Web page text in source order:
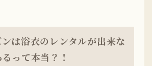
は浴衣のレンタルが出来な
って本当？！